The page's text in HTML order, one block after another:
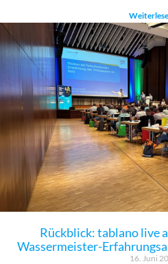
Rückblick: tablano live
Wassermeister-
16. Juni